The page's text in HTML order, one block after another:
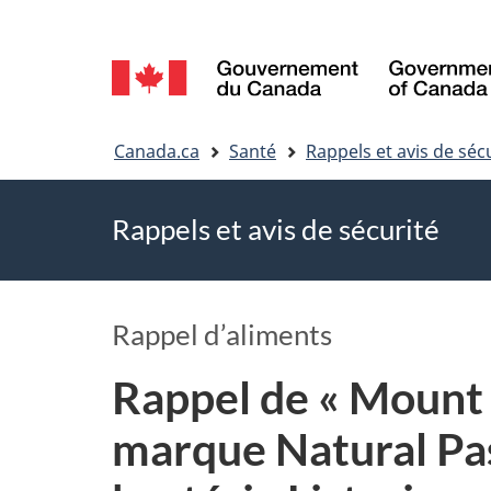
Sélection
de
la
Canada.ca Santé Rappels et avis de
Rappels et avis de sécurité
Rappel d’aliments
Rappel de «
marque Natural